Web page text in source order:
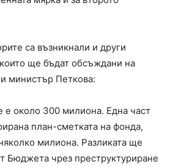
са възникнали и други
ще бъдат обсъждани на
министър Петкова:
е около 300 милиона. Една част
план-сметката на фонда,
милиона. Разликата ще
Бюджета чрез преструктуриране